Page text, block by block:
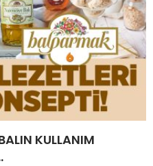
KULLANIM